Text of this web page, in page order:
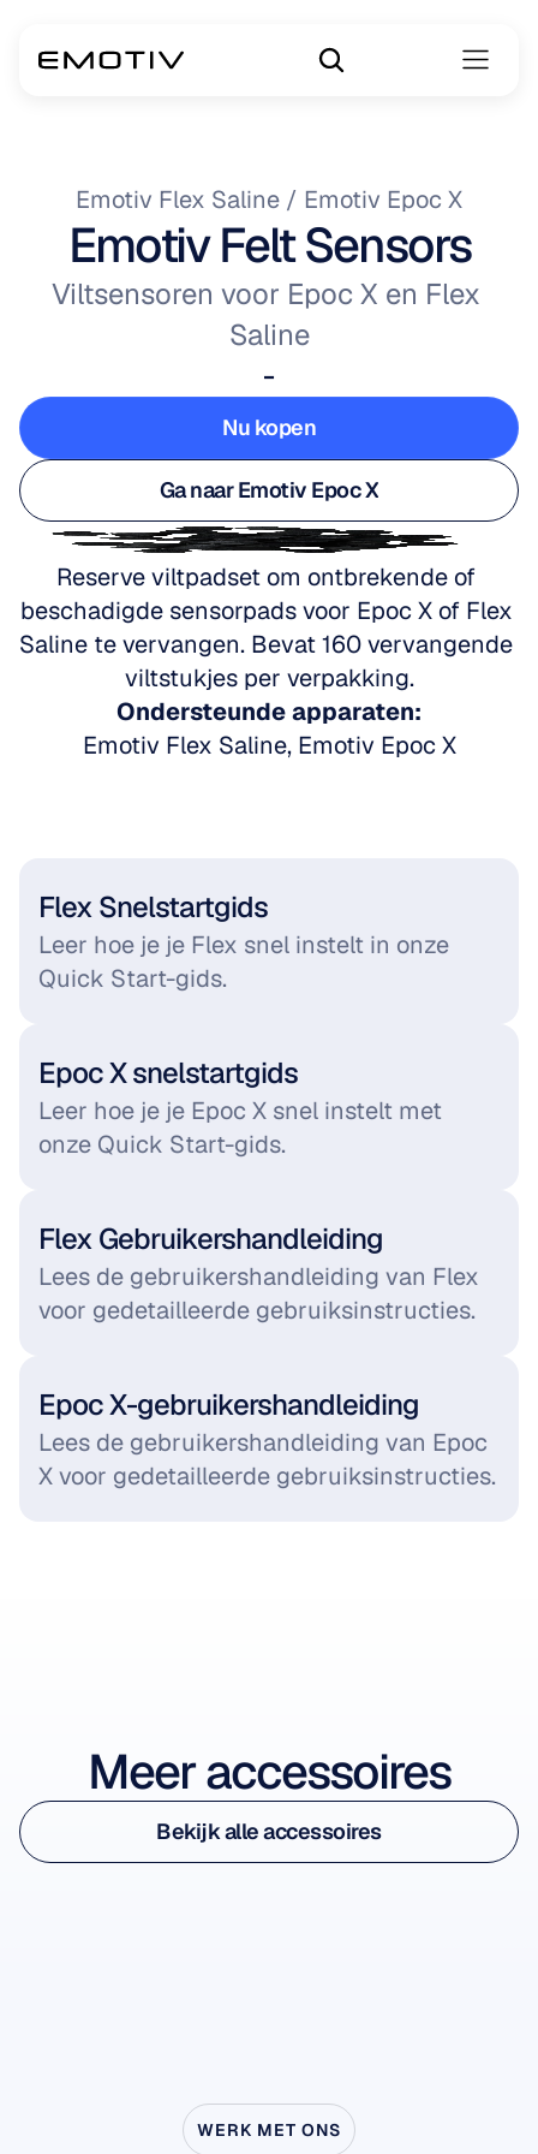
Emotiv Flex Saline / Emotiv Epoc X
Emotiv Felt Sensors
Viltsensoren voor Epoc X en Flex
Saline
-
Nu kopen
Nu kopen
Ga naar Emotiv Epoc X
Ga naar Emotiv Epoc X
Reserve viltpadset om ontbrekende of
beschadigde sensorpads voor Epoc X of Flex
Saline te vervangen. Bevat 160 vervangende
viltstukjes per verpakking.
Ondersteunde apparaten:
Emotiv Flex Saline, Emotiv Epoc X
Flex Snelstartgids
Leer hoe je je Flex snel instelt in onze
Quick Start-gids.
Epoc X snelstartgids
Leer hoe je je Epoc X snel instelt met
onze Quick Start-gids.
Flex Gebruikershandleiding
Lees de gebruikershandleiding van Flex
voor gedetailleerde gebruiksinstructies.
Epoc X-gebruikershandleiding
Lees de gebruikershandleiding van Epoc
X voor gedetailleerde gebruiksinstructies.
Meer accessoires
Bekijk accessoire
Bekijk alle accessoires
Bekijk alle accessoires
WERK MET ONS